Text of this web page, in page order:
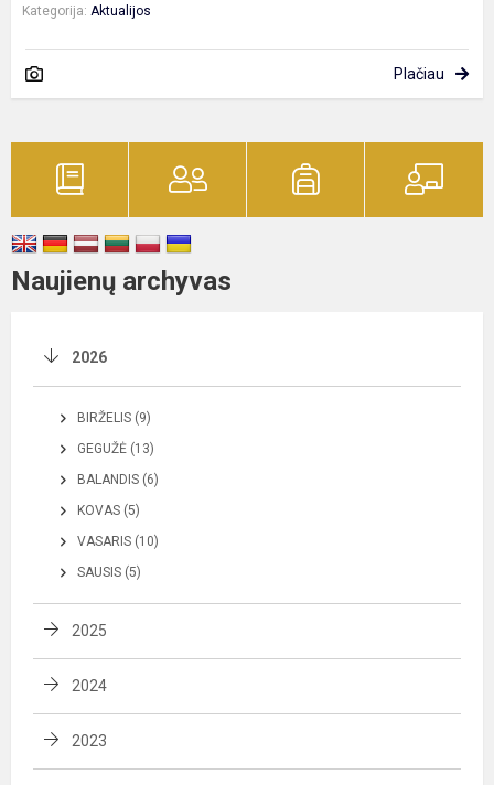
Kategorija: Aktualijos
Plačiau
Naujienų archyvas
2026
BIRŽELIS (9)
GEGUŽĖ (13)
BALANDIS (6)
KOVAS (5)
VASARIS (10)
SAUSIS (5)
2025
2024
2023